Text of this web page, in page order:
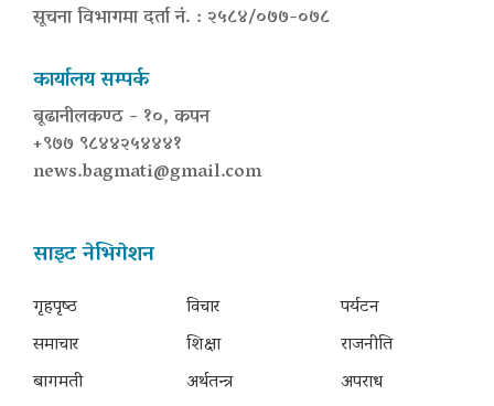
सूचना विभागमा दर्ता नं. : २५८४/०७७-०७८
कार्यालय सम्पर्क
बूढानीलकण्ठ - १०, कपन
+९७७ ९८४४२५४४४१
news.bagmati@gmail.com
साइट नेभिगेशन
गृहपृष्‍ठ
समाचार
बागमती
विचार
शिक्षा
अर्थतन्त्र
पर्यटन
राजनीति
अपराध